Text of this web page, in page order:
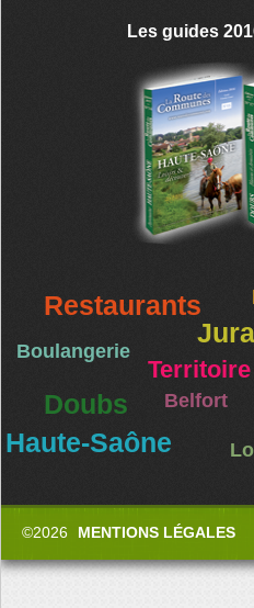
Les guides
Restaurants
Jura
Boulangerie
Doubs Belfort
Haute-Saône
©2026 MENTIONS LÉGALES